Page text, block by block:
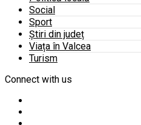
Social
Sport
Știri din județ
Viața în Valcea
Turism
Connect with us